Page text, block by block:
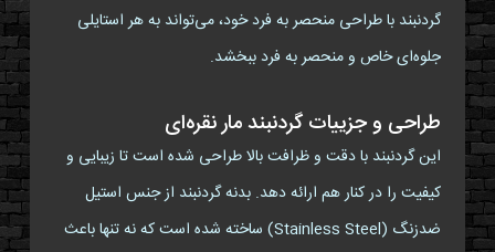
گردنبند با طراحی منحصر به فرد خود، می‌تواند به هر استایلی
جلوه‌ای خاص و منحصر به فرد ببخشد.
طراحی و جزییات گردنبند مار نقره‌ای
این گردنبند با دقت و ظرافت بالا طراحی شده است تا زیبایی و
کیفیت را در کنار هم ارائه دهد. بدنه گردنبند از جنس استیل
ضدزنگ (Stainless Steel) ساخته شده است که نه تنها باعث